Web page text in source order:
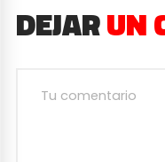
DEJARUN